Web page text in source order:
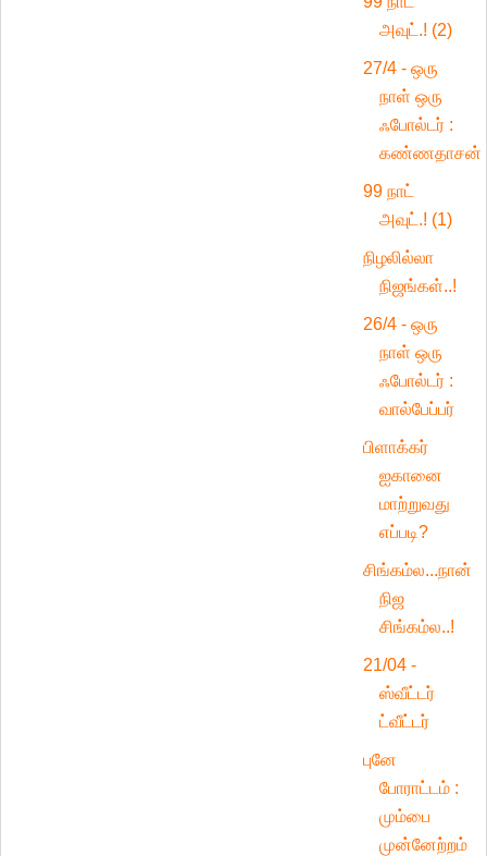
அவுட்.! (2)
27/4 - ஒரு
நாள் ஒரு
ஃபோல்டர் :
கண்ணதாசன்
99 நாட்
அவுட்.! (1)
நிழலில்லா
நிஜங்கள்..!
26/4 - ஒரு
நாள் ஒரு
ஃபோல்டர் :
வால்பேப்பர்
பிளாக்கர்
ஐகானை
மாற்றுவது
எப்படி?
சிங்கம்ல...நான்
நிஜ
சிங்கம்ல..!
21/04 -
ஸ்வீட்டர்
ட்வீட்டர்
புனே
போராட்டம் :
மும்பை
முன்னேற்றம்